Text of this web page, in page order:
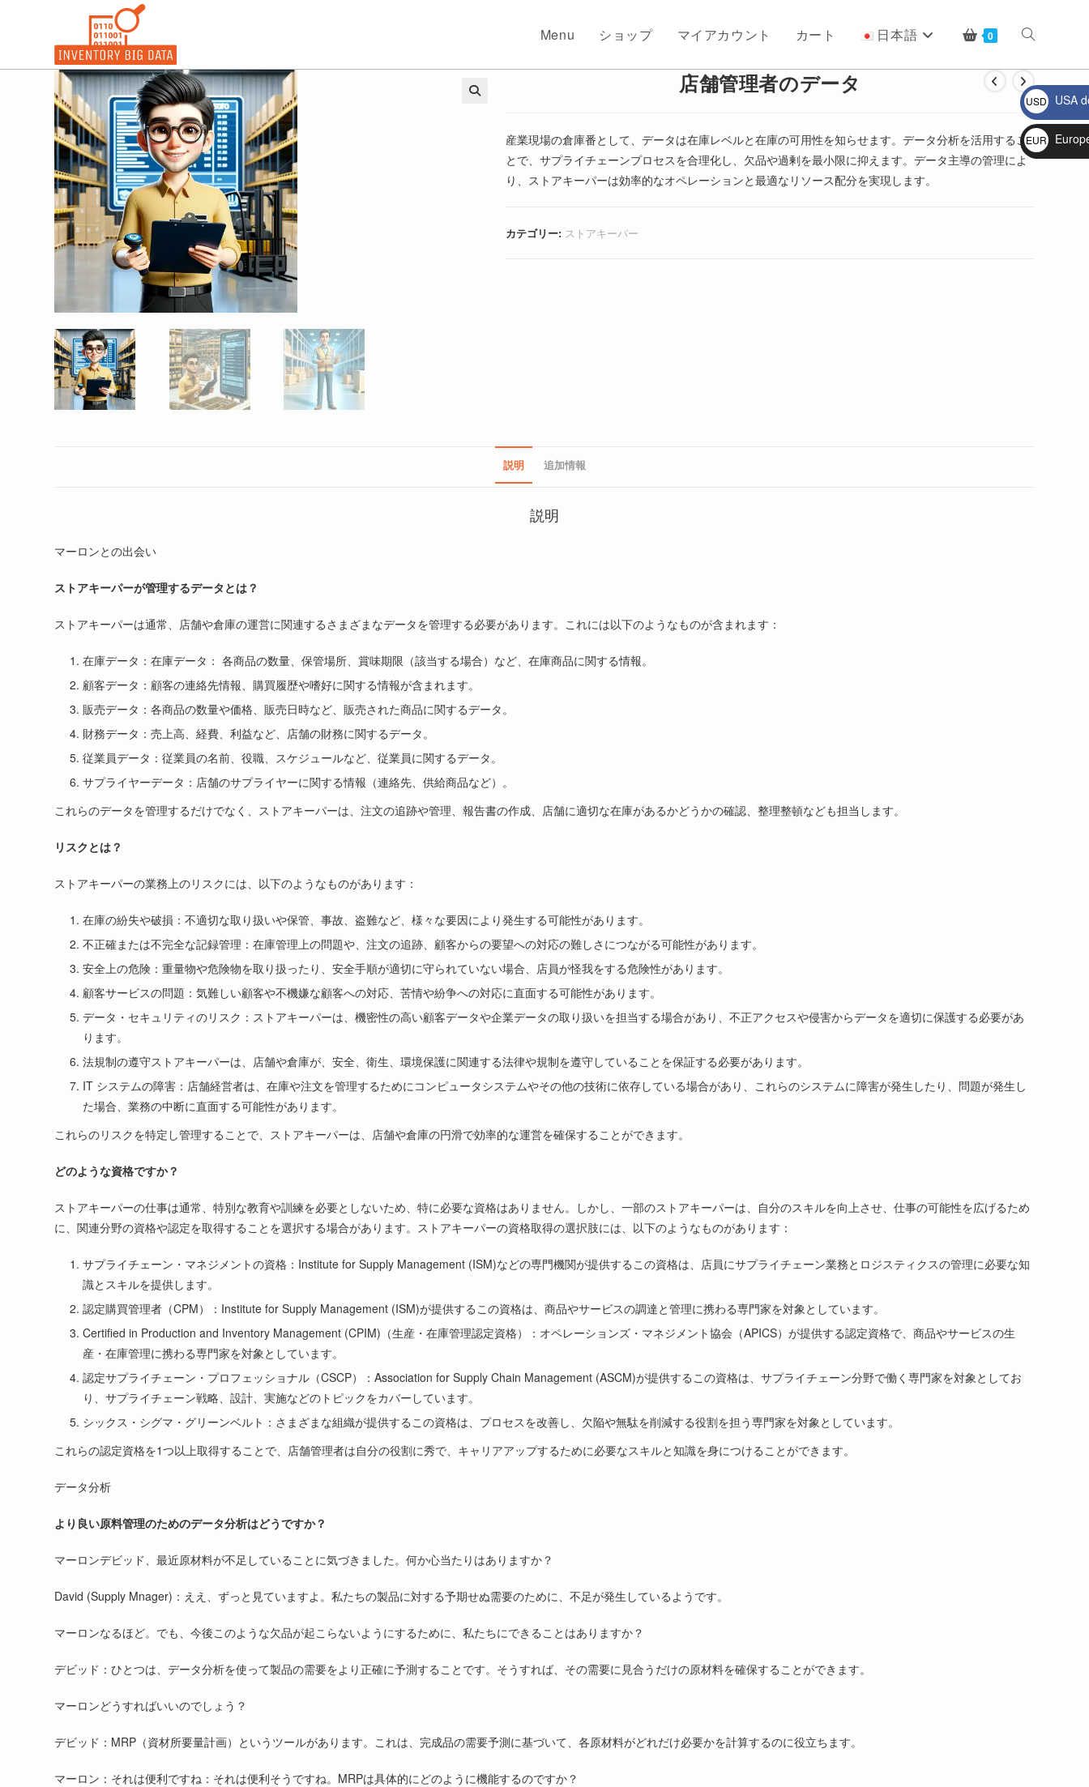
ン
Menu ショップ マイアカウント カート 日本語 0 ウ
ェ
店舗管理者のデータ
産業現場の倉庫番として、データは在庫レベルと在庫の可用性を知らせます。データ分析を活用するこ
とで、サプライチェーンプロセスを合理化し、欠品や過剰を最小限に抑えます。データ主導の管理によ
り、ストアキーパーは効率的なオペレーションと最適なリソース配分を実現します。
カテゴリー: ストアキーパー
説明 追加情報
説明
マーロンとの出会い
ストアキーパーが管理するデータとは？
ストアキーパーは通常、店舗や倉庫の運営に関連するさまざまなデータを管理する必要があります。これには以下のようなものが含まれます：
在庫データ：在庫データ： 各商品の数量、保管場所、賞味期限（該当する場合）など、在庫商品に関する情報。
顧客データ：顧客の連絡先情報、購買履歴や嗜好に関する情報が含まれます。
販売データ：各商品の数量や価格、販売日時など、販売された商品に関するデータ。
財務データ：売上高、経費、利益など、店舗の財務に関するデータ。
従業員データ：従業員の名前、役職、スケジュールなど、従業員に関するデータ。
サプライヤーデータ：店舗のサプライヤーに関する情報（連絡先、供給商品など）。
これらのデータを管理するだけでなく、ストアキーパーは、注文の追跡や管理、報告書の作成、店舗に適切な在庫があるかどうかの確認、整理整頓なども担当します。
リスクとは？
ストアキーパーの業務上のリスクには、以下のようなものがあります：
在庫の紛失や破損：不適切な取り扱いや保管、事故、盗難など、様々な要因により発生する可能性があります。
不正確または不完全な記録管理：在庫管理上の問題や、注文の追跡、顧客からの要望への対応の難しさにつながる可能性があります。
安全上の危険：重量物や危険物を取り扱ったり、安全手順が適切に守られていない場合、店員が怪我をする危険性があります。
顧客サービスの問題：気難しい顧客や不機嫌な顧客への対応、苦情や紛争への対応に直面する可能性があります。
データ・セキュリティのリスク：ストアキーパーは、機密性の高い顧客データや企業データの取り扱いを担当する場合があり、不正アクセスや侵害からデータを適切に保護する必要があ
ります。
法規制の遵守ストアキーパーは、店舗や倉庫が、安全、衛生、環境保護に関連する法律や規制を遵守していることを保証する必要があります。
IT システムの障害：店舗経営者は、在庫や注文を管理するためにコンピュータシステムやその他の技術に依存している場合があり、これらのシステムに障害が発生したり、問題が発生し
た場合、業務の中断に直面する可能性があります。
これらのリスクを特定し管理することで、ストアキーパーは、店舗や倉庫の円滑で効率的な運営を確保することができます。
どのような資格ですか？
ストアキーパーの仕事は通常、特別な教育や訓練を必要としないため、特に必要な資格はありません。しかし、一部のストアキーパーは、自分のスキルを向上させ、仕事の可能性を広げるため
に、関連分野の資格や認定を取得することを選択する場合があります。ストアキーパーの資格取得の選択肢には、以下のようなものがあります：
サプライチェーン・マネジメントの資格：Institute for Supply Management (ISM)などの専門機関が提供するこの資格は、店員にサプライチェーン業務とロジスティクスの管理に必要な知
識とスキルを提供します。
認定購買管理者（CPM）：Institute for Supply Management (ISM)が提供するこの資格は、商品やサービスの調達と管理に携わる専門家を対象としています。
Certified in Production and Inventory Management (CPIM)（生産・在庫管理認定資格）：オペレーションズ・マネジメント協会（APICS）が提供する認定資格で、商品やサービスの生
産・在庫管理に携わる専門家を対象としています。
認定サプライチェーン・プロフェッショナル（CSCP）：Association for Supply Chain Management (ASCM)が提供するこの資格は、サプライチェーン分野で働く専門家を対象としてお
り、サプライチェーン戦略、設計、実施などのトピックをカバーしています。
シックス・シグマ・グリーンベルト：さまざまな組織が提供するこの資格は、プロセスを改善し、欠陥や無駄を削減する役割を担う専門家を対象としています。
これらの認定資格を1つ以上取得することで、店舗管理者は自分の役割に秀で、キャリアアップするために必要なスキルと知識を身につけることができます。
データ分析
より良い原料管理のためのデータ分析はどうですか？
マーロンデビッド、最近原材料が不足していることに気づきました。何か心当たりはありますか？
David (Supply Mnager)：ええ、ずっと見ていますよ。私たちの製品に対する予期せぬ需要のために、不足が発生しているようです。
マーロンなるほど。でも、今後このような欠品が起こらないようにするために、私たちにできることはありますか？
デビッド：ひとつは、データ分析を使って製品の需要をより正確に予測することです。そうすれば、その需要に見合うだけの原材料を確保することができます。
マーロンどうすればいいのでしょう？
デビッド：MRP（資材所要量計画）というツールがあります。これは、完成品の需要予測に基づいて、各原材料がどれだけ必要かを計算するのに役立ちます。
マーロン：それは便利ですね：それは便利そうですね。MRPは具体的にどのように機能するのですか？
USD
$
USA
EUR
€